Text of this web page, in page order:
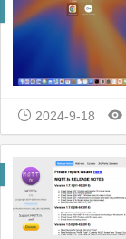
2024-9-18